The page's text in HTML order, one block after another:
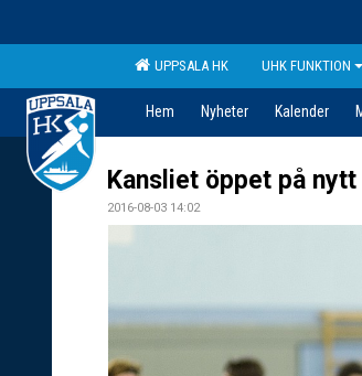
UPPSALA HK UHK FUNKTION
Hem Nyheter Kalender
Kansliet öppet på nytt
2016-08-03 14:02